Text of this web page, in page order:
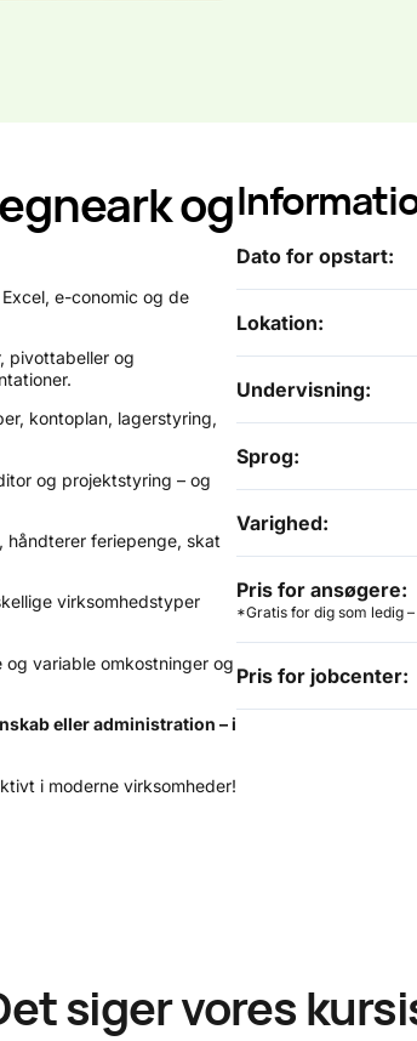
og
e-conomic og de
pivottabeller og
kontoplan, lagerstyring,
og projektstyring – og
feriepenge, skat
virksomhedstyper
variable omkostninger og
eller administration – i
i moderne virksomheder!
Dato for opstart:
Lokation:
Undervisning:
Sprog:
Varighed:
Pris for ansøgere:
*Gratis for dig som ledig
Pris for jobcenter:
siger vores